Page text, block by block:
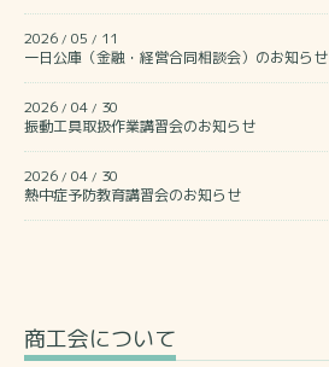
2026 / 05 / 11
一日公庫（金融・経営合同相談会）のお知らせ
2026 / 04 / 30
振動工具取扱作業講習会のお知らせ
2026 / 04 / 30
熱中症予防教育講習会のお知らせ
商工会について